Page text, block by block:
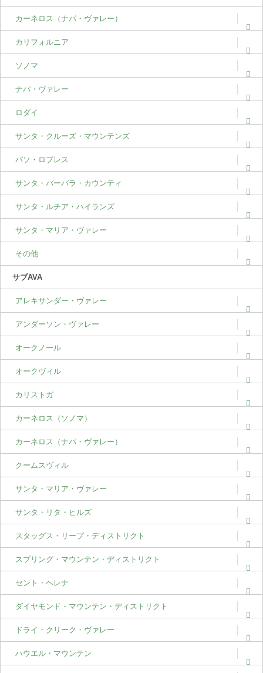
カーネロス（ナパ・ヴァレー）
カリフォルニア
ソノマ
ナパ・ヴァレー
ロダイ
サンタ・クルーズ・マウンテンズ
パソ・ロブレス
サンタ・バーバラ・カウンティ
サンタ・ルチア・ハイランズ
サンタ・マリア・ヴァレー
その他
サブAVA
アレキサンダー・ヴァレー
アンダーソン・ヴァレー
オークノール
オークヴィル
カリストガ
カーネロス（ソノマ）
カーネロス（ナパ・ヴァレー）
クームスヴィル
サンタ・マリア・ヴァレー
サンタ・リタ・ヒルズ
スタッグス・リープ・ディストリクト
スプリング・マウンテン・ディストリクト
セント・ヘレナ
ダイヤモンド・マウンテン・ディストリクト
ドライ・クリーク・ヴァレー
ハウエル・マウンテン